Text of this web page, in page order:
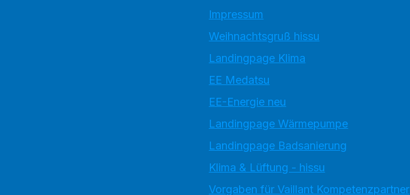
Impressum
Weihnachtsgruß hissu
Landingpage Klima
EE Medatsu
EE-Energie neu
Landingpage Wärmepumpe
Landingpage Badsanierung
Klima & Lüftung - hissu
Vorgaben für Vaillant Kompetenzpartner